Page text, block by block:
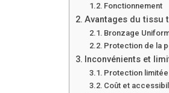
Fonctionnement
Avantages du tissu
Bronzage
Protection de la
Inconvénients et
Protection limitée
Coût et